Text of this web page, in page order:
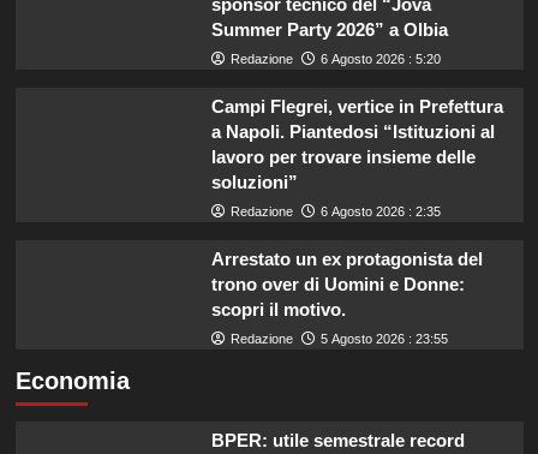
sponsor tecnico del “Jova
Summer Party 2026” a Olbia
Redazione 6 Agosto 2026 : 5:20
Campi Flegrei, vertice in Prefettura
a Napoli. Piantedosi “Istituzioni al
lavoro per trovare insieme delle
soluzioni”
Redazione 6 Agosto 2026 : 2:35
Arrestato un ex protagonista del
trono over di Uomini e Donne:
scopri il motivo.
Redazione 5 Agosto 2026 : 23:55
Economia
BPER: utile semestrale record